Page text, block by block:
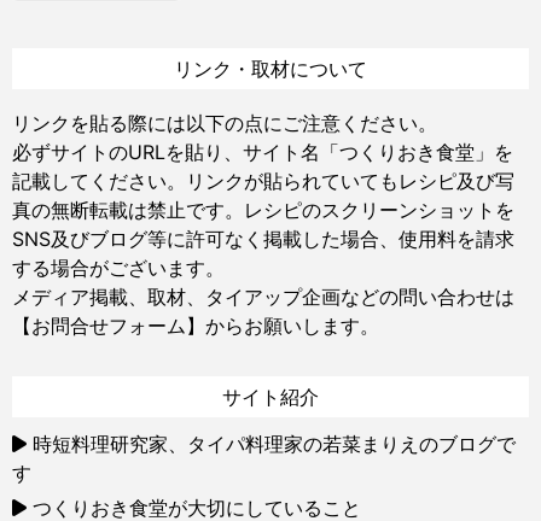
リンク・取材について
リンクを貼る際には以下の点にご注意ください。
必ずサイトのURLを貼り、サイト名「つくりおき食堂」を
記載してください。リンクが貼られていてもレシピ及び写
真の無断転載は禁止です。レシピのスクリーンショットを
SNS及びブログ等に許可なく掲載した場合、使用料を請求
する場合がございます。
メディア掲載、取材、タイアップ企画などの問い合わせは
【お問合せフォーム】 からお願いします。
サイト紹介
時短料理研究家、タイパ料理家の若菜まりえのブログで
す
つくりおき食堂が大切にしていること